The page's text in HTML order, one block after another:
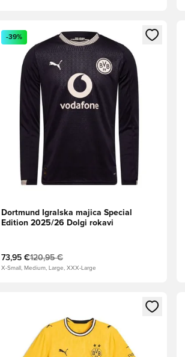
Odpre Modal za prijavo ali vpis kot član
-39%
Dortmund Igralska majica Special
Edition 2025/26 Dolgi rokavi
73,95 €120,95 €
X-Small, Medium, Large, XXX-Large
Odpre Modal za prijavo ali vpis kot član